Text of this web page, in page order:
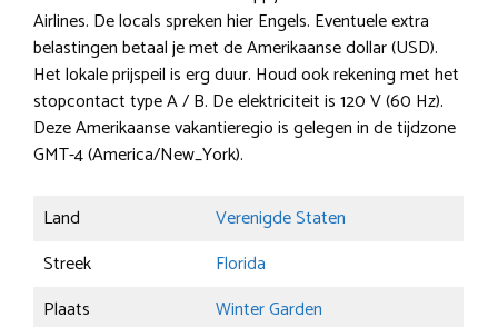
Airlines. De locals spreken hier Engels. Eventuele extra
belastingen betaal je met de Amerikaanse dollar (USD).
Het lokale prijspeil is erg duur. Houd ook rekening met het
stopcontact type A / B. De elektriciteit is 120 V (60 Hz).
Deze Amerikaanse vakantieregio is gelegen in de tijdzone
GMT-4 (America/New_York).
Land
Verenigde Staten
Streek
Florida
Plaats
Winter Garden